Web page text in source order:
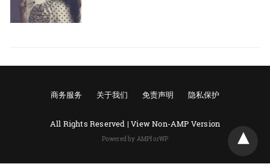
商务服务 关于我们 免责声明 隐私保护
All Rights Reserved |View Non-AMP Version
Powered by AMPforWP